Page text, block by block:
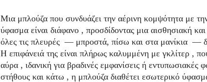
Μια μπλούζα που συνδυάζει την αέρινη κομψότητα με
ύφασμα είναι διάφανο , προσδίδοντας μια αισθησιακή
όλες τις πλευρές — μπροστά, πίσω και στα μανίκια —
Η επιφάνειά της είναι πλήρως καλυμμένη με γκλίτερ ,
αύρα , ιδανική για βραδινές εμφανίσεις ή
στήθους και κάτω , η μπλούζα διαθέτει εσωτερικό